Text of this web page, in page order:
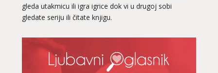
gleda utakmicu ili igra igrice dok vi u drugoj sobi
gledate seriju ili čitate knjigu.
AMELIE BESSONG
TEHNIKE: spajanje partnera, zaštita veze
Broj tel: 064/600-600